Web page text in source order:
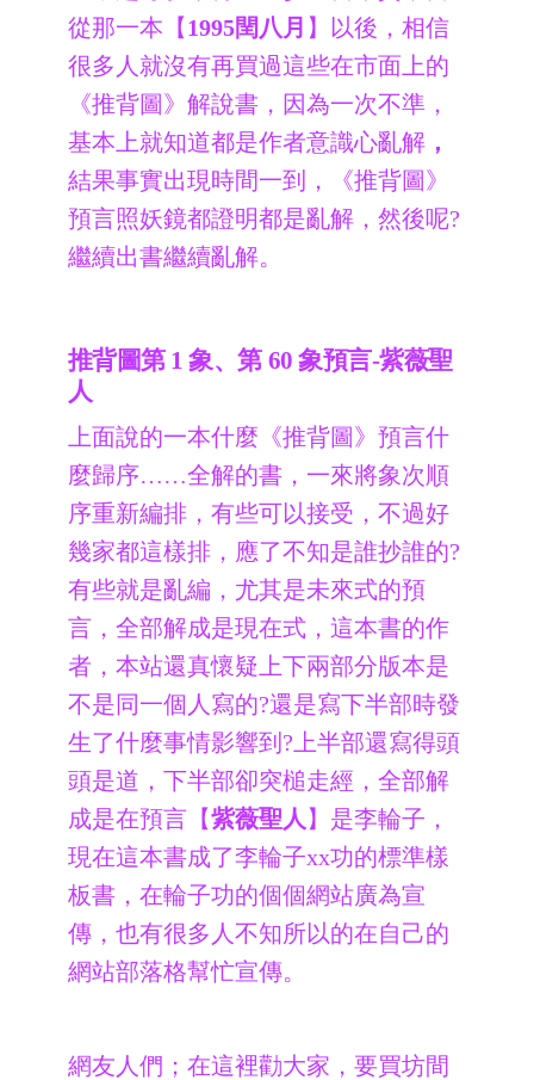
從那一本【1995閏八月 】以後，相信
很多人就沒有再買過這些在市面上的
《推背圖》解說書，因為一次不準，
基本上就知道都是作者意識心亂解，
結果事實出現時間一到，《推背圖》
預言照妖鏡都證明都是亂解，然後呢?
繼續出書繼續亂解。
推背圖第 1 象、第 60 象預言-紫薇聖
人
上面說的一本什麼《推背圖》預言什
麼歸序……全解的書，一來將象次順
序重新編排，有些可以接受，不過好
幾家都這樣排，應了不知是誰抄誰的?
有些就是亂編，尤其是未來式的預
言，全部解成是現在式，這本書的作
者，本站還真懷疑上下兩部分版本是
不是同一個人寫的?還是寫下半部時發
生了什麼事情影響到?上半部還寫得頭
頭是道，下半部卻突槌走經，全部解
成是在預言【紫薇聖人 】是李輪子，
現在這本書成了李輪子xx功的標準樣
板書，在輪子功的個個網站廣為宣
傳，也有很多人不知所以的在自己的
網站部落格幫忙宣傳。
網友人們；在這裡勸大家，要買坊間